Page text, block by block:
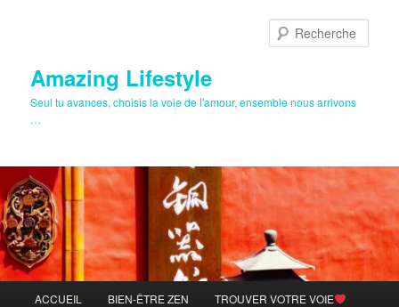
Amazing Lifestyle
Seul tu avances, choisis la voie de l'amour, ensemble nous arrivons
…
ACCUEIL BIEN-ÊTRE ZEN TROUVER VOTRE VOIE